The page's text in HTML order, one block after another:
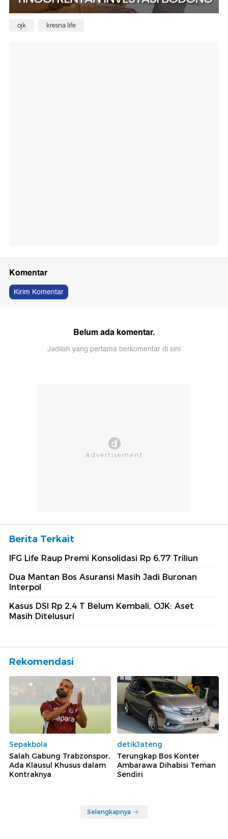
ojk kresna life
Komentar
Kirim Komentar
Belum ada komentar.
Jadilah yang pertama berkomentar di sini
Berita Terkait
IFG Life Raup Premi Konsolidasi Rp 6,77 Triliun
Dua Mantan Bos Asuransi Masih Jadi Buronan
Interpol
Kasus DSI Rp 2,4 T Belum Kembali, OJK: Aset
Masih Ditelusuri
Rekomendasi
Sepakbola
Salah Gabung Trabzonspor,
Ada Klausul Khusus dalam
Kontraknya
detikJateng
Terungkap Bos Konter
Ambarawa Dihabisi Teman
Sendiri
Selengkapnya